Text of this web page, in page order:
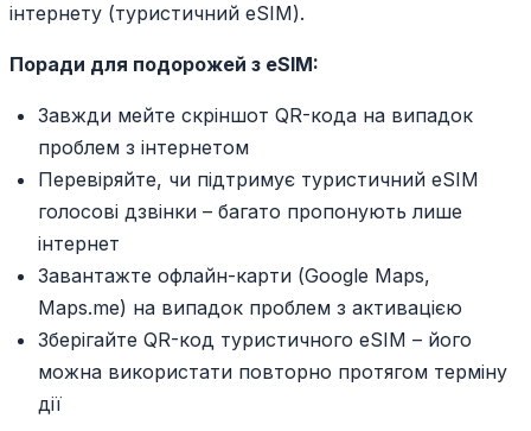
інтернету (туристичний eSIM).
Поради для подорожей з eSIM:
Завжди мейте скріншот QR-кода на випадок
проблем з інтернетом
Перевіряйте, чи підтримує туристичний eSIM
голосові дзвінки – багато пропонують лише
інтернет
Завантажте офлайн-карти (Google Maps,
Maps.me) на випадок проблем з активацією
Зберігайте QR-код туристичного eSIM – його
можна використати повторно протягом терміну
дії